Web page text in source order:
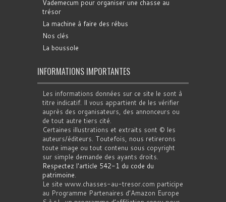
Vademecum pour organiser une chasse au
trésor
La machine à faire des rébus
Nos clés
La boussole
INFORMATIONS IMPORTANTES
Les informations données sur ce site le sont à
titre indicatif. Il vous appartient de les vérifier
auprès des organisateurs, des annonceurs ou
de tout autre tiers cité.
Certaines illustrations et extraits sont © les
auteurs/éditeurs. Toutefois, nous retirerons
toute image ou tout contenu sous copyright
sur simple demande des ayants droits.
Respectez l'article 542-1 du code du
patrimoine.
Le site www.chasses-au-tresor.com participe
au Programme Partenaires d’Amazon Europe